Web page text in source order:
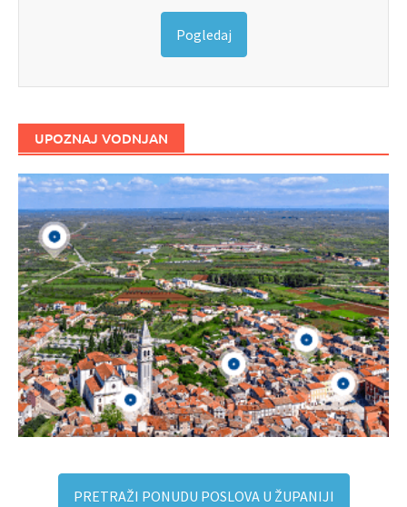
Pogledaj
UPOZNAJ VODNJAN
PRETRAŽI PONUDU POSLOVA U ŽUPANIJI